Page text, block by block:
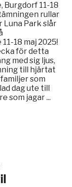
Burgdorf 11-18
rullar
Luna Park slår
18 maj 2025!
för detta
med sig ljus,
till hjärtat
som
dag ute till
som jagar ...